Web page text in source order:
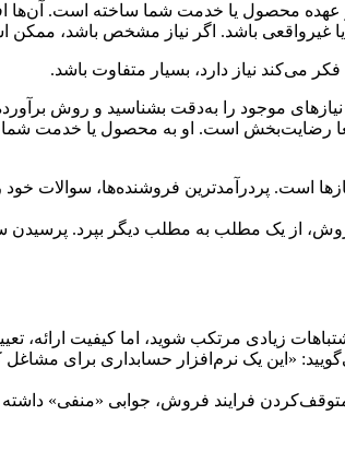
عهده محصول یا خدمت شما ساخته است. آن‌ها
باشد. اگر نیاز مشخص باشد، ممکن
می‌کند نیاز دارد، بسیار متفاوت باشد.
موجود را به‌دقت بشناسید و روش
رضایت‌بخش است. او به محصول یا خدمت شما
پردرآمدترین فروشنده‌ها، سوالات خود
از یک مطلب به مطلب دیگر بپرد. پرسیدن
زیادی مرتکب شوید، اما کیفیت ارائه،
«این یک نرم‌افزار حسابداری برای
فرایند فروش، جوابی «منفی» داشته